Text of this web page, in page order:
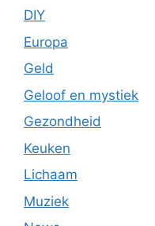
DIY
Europa
Geld
Geloof en mystiek
Gezondheid
Keuken
Lichaam
Muziek